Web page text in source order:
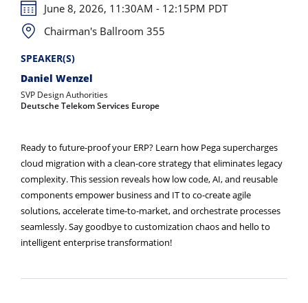
June 8, 2026, 11:30AM - 12:15PM PDT
Chairman's Ballroom 355
SPEAKER(S)
Daniel Wenzel
SVP Design Authorities
Deutsche Telekom Services Europe
Ready to future-proof your ERP? Learn how Pega supercharges
cloud migration with a clean-core strategy that eliminates legacy
complexity. This session reveals how low code, AI, and reusable
components empower business and IT to co-create agile
solutions, accelerate time-to-market, and orchestrate processes
seamlessly. Say goodbye to customization chaos and hello to
intelligent enterprise transformation!